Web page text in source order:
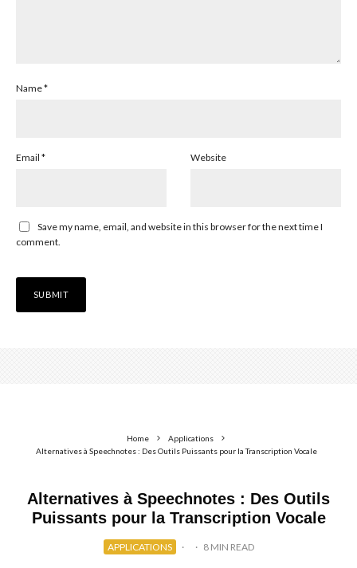
Name*
Email * Website
Save my name, email, and website in this browser for the next time I
comment.
Home
Applications
Alternatives à Speechnotes : Des Outils Puissants pour la Transcription Vocale
Alternatives à Speechnotes : Des Outils
Puissants pour la Transcription Vocale
APPLICATIONS · · 8 MIN READ